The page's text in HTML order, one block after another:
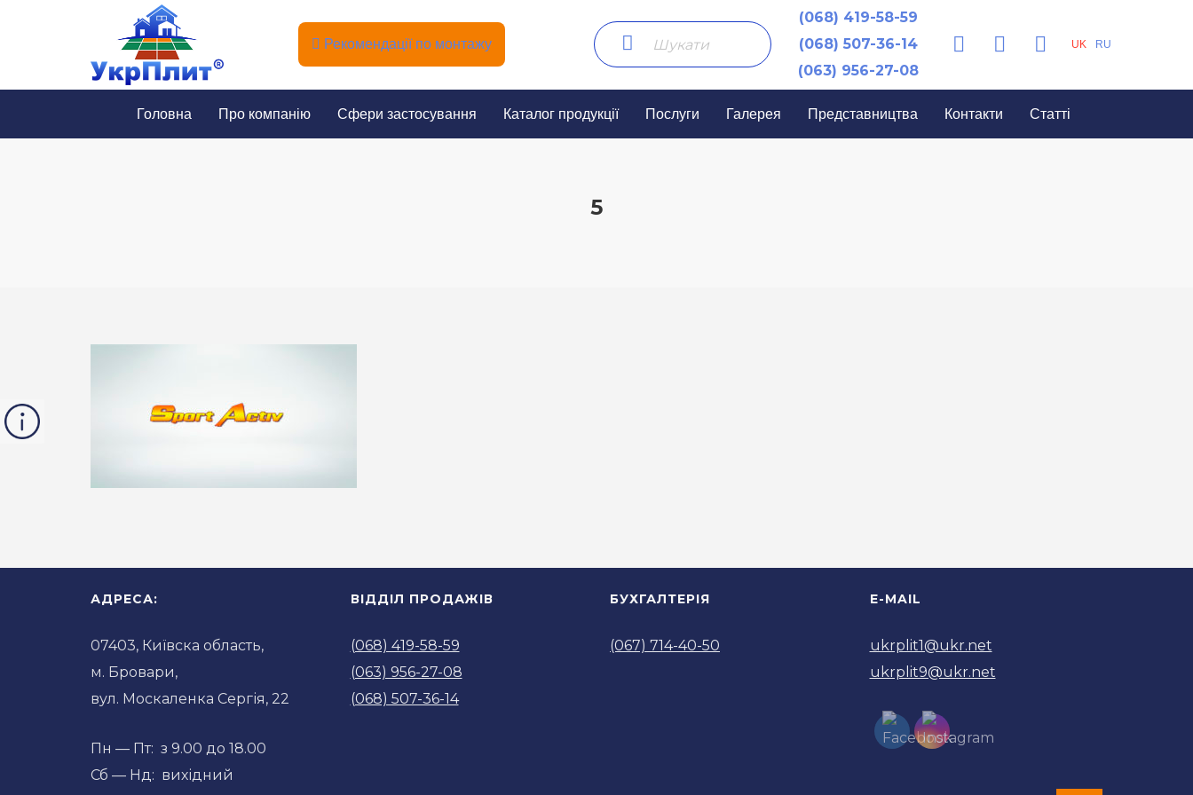
Рекомендації по монтажу
(068) 419-58-59
(068) 507-36-14
(063) 956-27-08
UK RU
Головна Про компанію Сфери застосування Каталог продукції Послуги Галерея Представництва Контакти Статті
5
АДРЕСА:
07403, Київска область,
м. Бровари,
вул. Москаленка Сергія, 22
Пн — Пт: з 9.00 до 18.00
Сб — Нд: вихідний
ВІДДІЛ ПРОДАЖІВ
(068) 419-58-59
(063) 956-27-08
(068) 507-36-14
БУХГАЛТЕРІЯ
(067) 714-40-50
E-MAIL
ukrplit1@ukr.net
ukrplit9@ukr.net